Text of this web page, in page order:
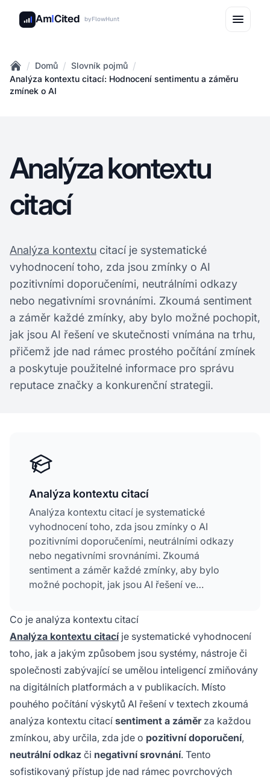
AmICited byFlowHunt
Home
/ Domů / Slovník pojmů /
Analýza kontextu citací: Hodnocení sentimentu a záměru
zmínek o AI
Analýza kontextu
citací
Analýza kontextu citací je systematické
vyhodnocení toho, zda jsou zmínky o AI
pozitivními doporučeními, neutrálními odkazy
nebo negativními srovnáními. Zkoumá sentiment
a záměr každé zmínky, aby bylo možné pochopit,
jak jsou AI řešení ve skutečnosti vnímána na trhu,
přičemž jde nad rámec prostého počítání zmínek
a poskytuje použitelné informace pro správu
reputace značky a konkurenční strategii.
Analýza kontextu citací
Analýza kontextu citací je systematické
vyhodnocení toho, zda jsou zmínky o AI
pozitivními doporučeními, neutrálními odkazy
nebo negativními srovnáními. Zkoumá
sentiment a záměr každé zmínky, aby bylo
možné pochopit, jak jsou AI řešení ve
rámec prostého počítání zmínek a poskytuje
použitelné informace pro správu
značkya konkurenční strategii.
Co je analýza kontextu citací
Analýza kontextu citacíje systematické vyhodnocení
toho, jak a jakým způsobem jsou systémy, nástroje či
společnosti zabývající se umělou inteligencí zmiňovány
na digitálních platformách a v publikacích. Místo
pouhého počítání výskytů AI řešení v textech zkoumá
analýza kontextu citací sentiment a záměrza každou
zmínkou, aby určila, zda jde o pozitivní doporučení,
neutrální odkaz či negativní srovnání. Tento
sofistikovaný přístup jde nad rámec povrchových